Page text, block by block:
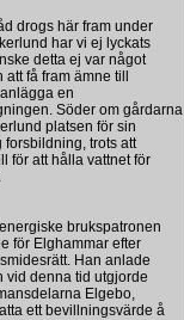
drogs här fram under
har vi ej lyckats
detta ej var något
få fram ämne till
en
Söder om gårdarna
platsen för sin
forsbildning, trots att
för att hålla vattnet för
brukspatronen
för Elghammar efter
Han anlade
vid denna tid utgjorde
Elgebo,
ett bevillningsvärde å